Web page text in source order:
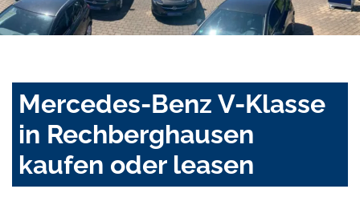
Mercedes-Benz V-Klasse
in Rechberghausen
kaufen oder leasen